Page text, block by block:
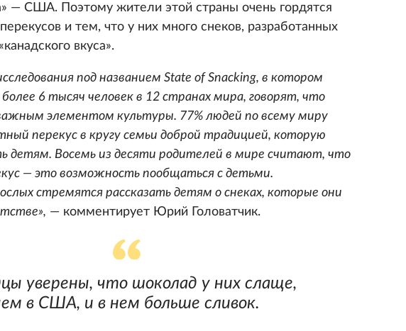
— США. Поэтому жители этой страны очень гордятся
и тем, что у них много снеков, разработанных
вкуса».
под названием State of Snacking, в котором
6 тысяч человек в 12 странах мира, говорят, что
элементом культуры. 77% людей по всему миру
перекус в кругу семьи доброй традицией, которую
детям. Восемь из десяти родителей в мире считают, что
— это возможность пообщаться с детьми.
стремятся рассказать детям о снеках, которые они
— комментирует Юрий Головатчик.
уверены, что шоколад у них слаще,
в США, и в нем больше сливок.